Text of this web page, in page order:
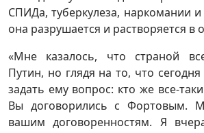
СПИДа, туберкулеза, наркомании и
она разрушается и растворяется в
«Мне казалось, что страной
Путин, но глядя на то, что
задать ему вопрос: кто же все-
Вы договорились с Фортовым.
вашим договоренностям. Я